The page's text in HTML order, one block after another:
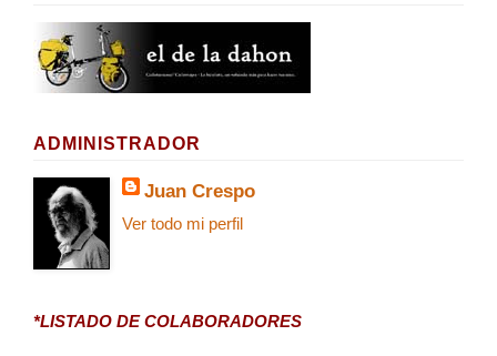
ADMINISTRADOR
Juan Crespo
Ver todo mi perfil
*LISTADO DE COLABORADORES